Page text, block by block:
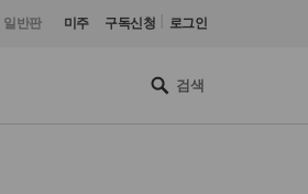
일반판 미주 구독신청 로그인